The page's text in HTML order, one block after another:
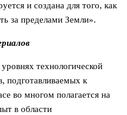
и создана для того, как
за пределами Земли».
технологической
подготавливаемых к
во многом полагается на
в области